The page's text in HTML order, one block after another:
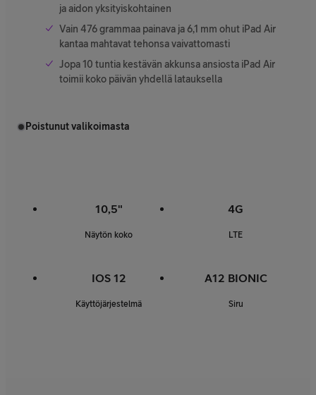
ja aidon yksityiskohtainen
Vain 476 grammaa painava ja 6,1 mm ohut iPad Air
kantaa mahtavat tehonsa vaivattomasti
Jopa 10 tuntia kestävän akkunsa ansiosta iPad Air
toimii koko päivän yhdellä latauksella
Poistunut valikoimasta
10,5"
Näytön koko
4G
LTE
IOS 12
Käyttöjärjestelmä
A12 BIONIC
Siru